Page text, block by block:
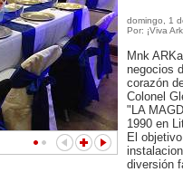
domingo, 1
Por: ¡Viva
Mnk
negocios
corazón
Colonel
"LA
1990 en
El
diversión